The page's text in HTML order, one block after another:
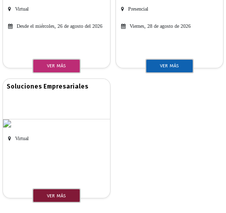
Virtual
Desde el miércoles, 26 de agosto del 2026
VER MÁS
Presencial
Viernes, 28 de agosto de 2026
VER MÁS
Soluciones Empresariales
Virtual
VER MÁS